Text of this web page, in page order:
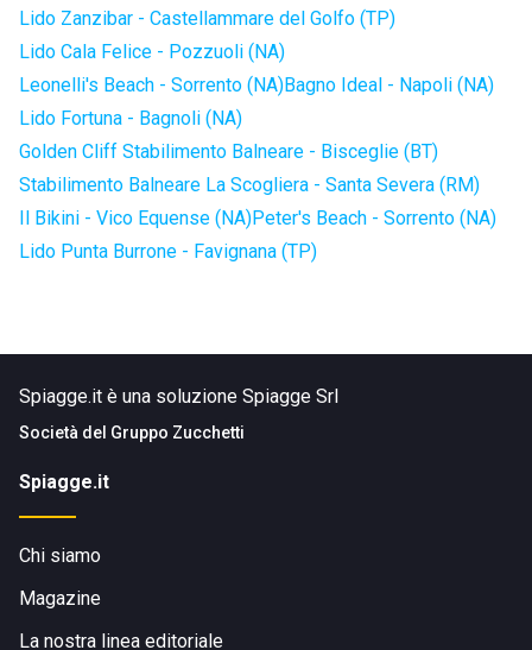
Lido Zanzibar - Castellammare del Golfo (TP)
Lido Cala Felice - Pozzuoli (NA)
Leonelli's Beach - Sorrento (NA)Bagno Ideal - Napoli (NA)
Lido Fortuna - Bagnoli (NA)
Golden Cliff Stabilimento Balneare - Bisceglie (BT)
Stabilimento Balneare La Scogliera - Santa Severa (RM)
Il Bikini - Vico Equense (NA)Peter's Beach - Sorrento (NA)
Lido Punta Burrone - Favignana (TP)
Spiagge.it è una soluzione Spiagge Srl
Società del Gruppo Zucchetti
Spiagge.it
Chi siamo
Magazine
La nostra linea editoriale